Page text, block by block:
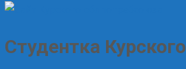
Студентка Курского